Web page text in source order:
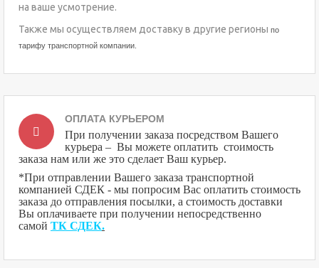
на ваше усмотрение.
Также мы осуществляем доставку в другие регионы по
тарифу транспортной компании.
ОПЛАТА КУРЬЕРОМ
При получении заказа посредством Вашего
курьера – Вы можете оплатить стоимость
заказа нам или же это сделает Ваш курьер.
*При отправлении Вашего заказа транспортной
компанией СДЕК - мы попросим Вас оплатить стоимость
заказа до отправления посылки, а стоимость доставки
Вы оплачиваете при получении непосредственно
самой ТК СДЕК.